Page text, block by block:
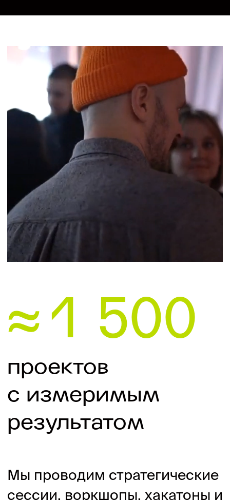
креативный хакатон
кейс-чемпионат
креатон
соревнования идей
на образовательном
акселлераторы
командообразование
идеатон
продактон
банк идей
Всё ясно, работаем
свой запрос и знаете, чем вам может
помочь наша команда